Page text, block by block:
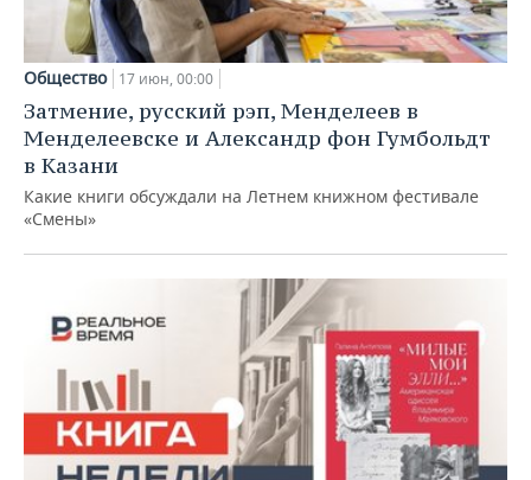
Общество 17 июн, 00:00
Затмение, русский рэп, Менделеев в
Менделеевске и Александр фон Гумбольдт
в Казани
Какие книги обсуждали на Летнем книжном фестивале
«Смены»